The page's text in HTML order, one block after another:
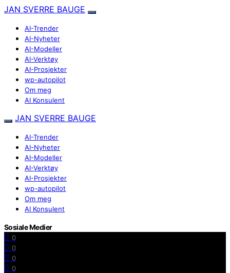
JAN SVERRE BAUGE
AI-Trender
AI-Nyheter
AI-Modeller
AI-Verktøy
AI-Prosjekter
wp-autopilot
Om meg
AI Konsulent
JAN SVERRE BAUGE
AI-Trender
AI-Nyheter
AI-Modeller
AI-Verktøy
AI-Prosjekter
wp-autopilot
Om meg
AI Konsulent
Sosiale Medier
0
0
0
0